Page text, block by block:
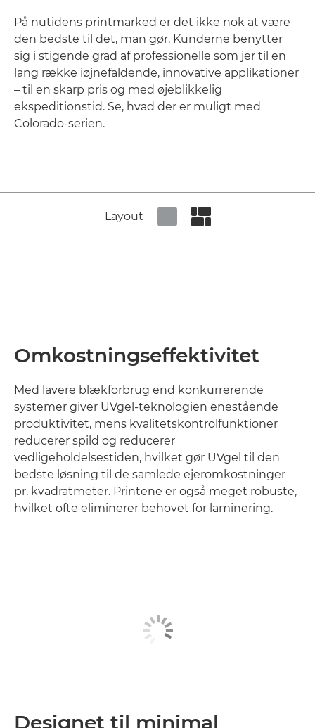
På nutidens printmarked er det ikke nok at være
den bedste til det, man gør. Kunderne benytter
sig i stigende grad af professionelle som jer til en
lang række iøjnefaldende, innovative applikationer
– til en skarp pris og med øjeblikkelig
ekspeditionstid. Se, hvad der er muligt med
Colorado-serien.
Layout
Omkostningseffektivitet
Med lavere blækforbrug end konkurrerende
systemer giver UVgel-teknologien enestående
produktivitet, mens kvalitetskontrolfunktioner
reducerer spild og reducerer
vedligeholdelsestiden, hvilket gør UVgel til den
bedste løsning til de samlede ejeromkostninger
pr. kvadratmeter. Printene er også meget robuste,
hvilket ofte eliminerer behovet for laminering.
Designet til minimal